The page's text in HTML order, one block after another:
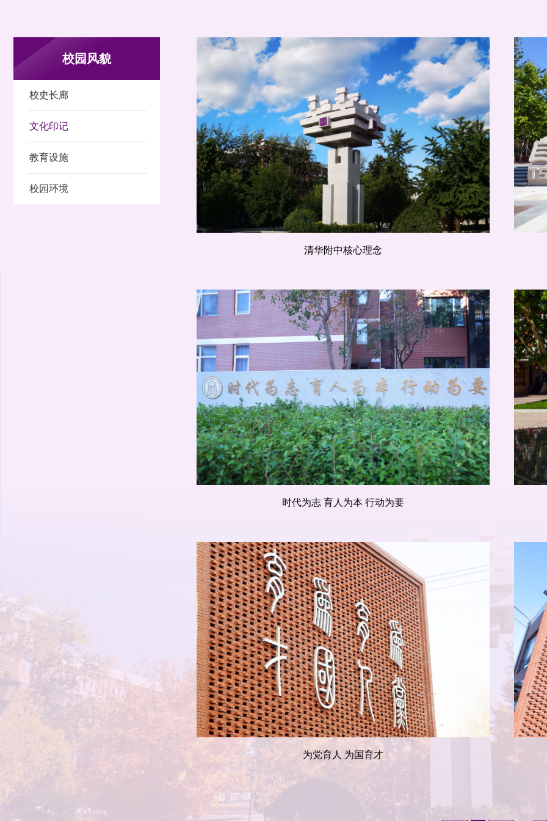
校园风貌
校史长廊
文化印记
教育设施
校园环境
清华附中核心理念
时代为志 育人为本 行动为要
为党育人 为国育才